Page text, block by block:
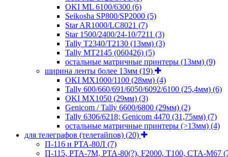
OKI ML 6100/6300 (6)
Seikosha SP800/SP2000 (5)
Star AR1000/LC8021 (7)
Star 1500/2400/24-10/7211 (3)
Tally T2340/T2130 (13мм) (3)
Tally MT2145 (060426) (5)
остальные матричные принтеры (13мм) (9)
ширина ленты более 13мм (19)
OKI MX1000/1100 (28мм) (4)
Tally 600/660/691/6050/6092/6100 (25,4мм) (6)
OKI MX1050 (29мм) (3)
Genicom / Tally 6600/6800 (29мм) (2)
Tally 6306/6218; Genicom 4470 (31,75мм) (7)
остальные матричные принтеры (>13мм) (4)
для телеграфов (телетайпов) (20)
П-116 и РТА-80Л (7)
П-115, РТА-7М, РТА-80(?), F2000, T100, СТА-М67